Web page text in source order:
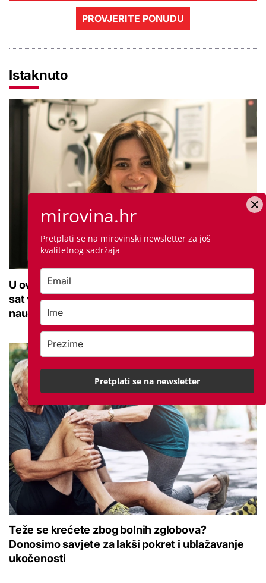
PROVJERITE PONUDU
Istaknuto
U ovoj optici rade najdetaljniji pregled vida, traje
sat vremena: Bila sam na njemu, evo što me
naučio
Teže se krećete zbog bolnih zglobova?
Donosimo savjete za lakši pokret i ublažavanje
ukočenosti
mirovina.hr
Pretplati se na mirovinski newsletter za još
kvalitetnog sadržaja
Pretplati se na newsletter